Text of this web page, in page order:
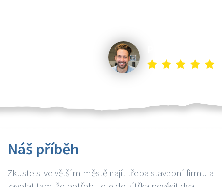
Náš příběh
Zkuste si ve větším městě najít třeba stavební firmu a